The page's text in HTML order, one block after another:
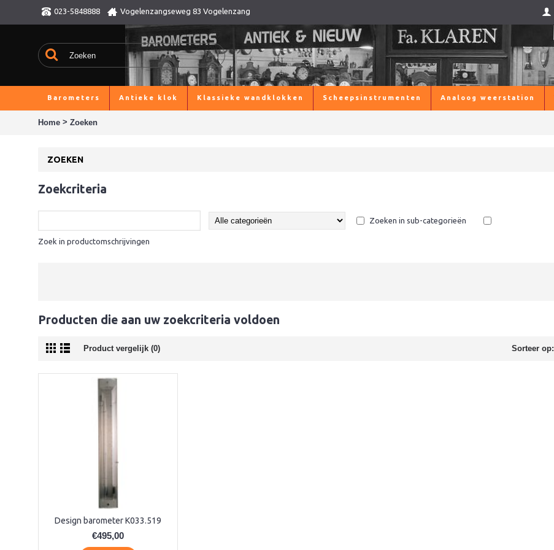
023-5848888 Vogelenzangseweg 83 Vogelenzang
Barometers Antieke klok Klassieke wandklokken Scheepsinstrumenten Analoog weerstation
Home > Zoeken
ZOEKEN
Zoekcriteria
Zoeken in sub-categorieën
Zoek in productomschrijvingen
Producten die aan uw zoekcriteria voldoen
Product vergelijk (0) Sorteer op:
Design barometer K033.519
€495,00